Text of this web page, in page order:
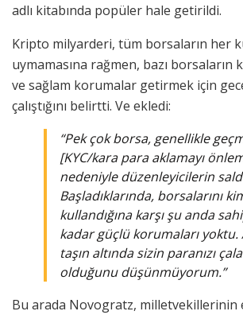
adlı kitabında popüler hale getirildi.
Kripto milyarderi, tüm borsaların her
uymamasına rağmen, bazı borsaların
ve sağlam korumalar getirmek için
çalıştığını belirtti. Ve ekledi:
“Pek çok borsa, genellikle
[KYC/kara para aklamayı
nedeniyle düzenleyicilerin
Başladıklarında, borsalarını
kullandığına karşı şu anda
kadar güçlü korumaları yoktu.
taşın altında sizin paranızı
olduğunu düşünmüyorum.”
Bu arada Novogratz, milletvekillerinin